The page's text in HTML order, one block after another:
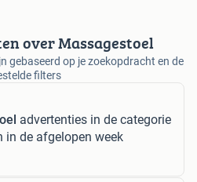
over Massagestoel
gebaseerd op je zoekopdracht en de
filters
advertenties in de categorie
in de afgelopen week